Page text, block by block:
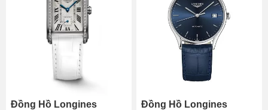
Đồng Hồ Longines
Đồng Hồ Longines